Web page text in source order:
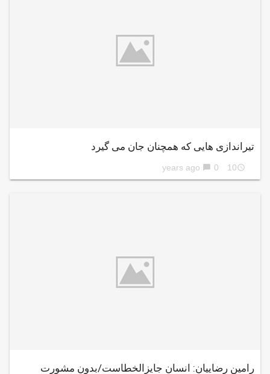
تیراندازی هایی که همچنان جان می گیرد
access_time
10 years ago
chat_bubble 0
رامین رضاییان: انسان جایزالخطاست/بدون مشورت